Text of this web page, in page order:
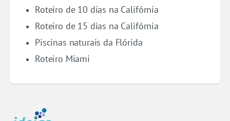
Roteiro de 10 dias na Califórnia
Roteiro de 15 dias na Califórnia
Piscinas naturais da Flórida
Roteiro Miami